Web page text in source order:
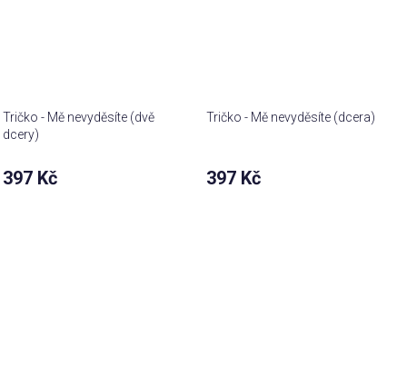
Tričko - Mě nevyděsíte (dvě
dcery)
397 Kč
Tričko - Mě nevyděsíte (dcera)
397 Kč